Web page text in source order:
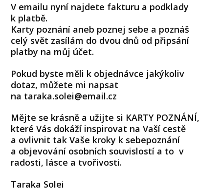
V emailu nyní najdete fakturu a podklady
k platbě.
Karty poznání aneb poznej sebe a poznáš
celý svět zasílám do dvou dnů od připsání
platby na můj účet.
Pokud byste měli k objednávce jakýkoliv
dotaz, můžete mi napsat
na taraka.solei@email.cz
Mějte se krásně a užijte si KARTY POZNÁNÍ,
které Vás dokáží inspirovat na Vaší cestě
a ovlivnit tak Vaše kroky k sebepoznání
a objevování osobních souvislostí a to v
radosti, lásce a tvořivosti.
Taraka Solei